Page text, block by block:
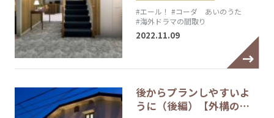
#エール！ #コーダ あいのうた
#海外ドラマの間取り
2022.11.09
後からプランしやすいよ
うに（後編）【外構の…